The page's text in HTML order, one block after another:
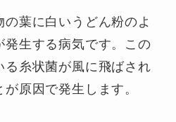
葉に白いうどん粉のよ
発生する病気です。この
糸状菌が風に飛ばされ
原因で発生します。